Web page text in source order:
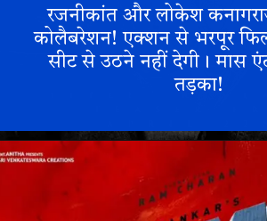
रजनीकांत और लोकेश
कोलैबरेशन! एक्शन से भरपूर
सीट से उठने नहीं देगी। मास
तड़का!